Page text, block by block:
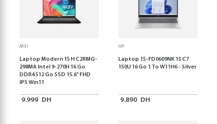
MSI
Laptop Modern 15 H C2RMG-
298MA Intel 9-270H 16 Go
DDR4 512 Go SSD 15.6" FHD
IPS Win11
9.999 DH
HP
Laptop 15-FD0609NK 15 C7
150U 16 Go 1 To W11H6 - Silver
9.890 DH